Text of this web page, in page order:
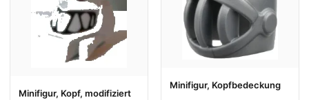
Minifigur, Kopf, modifiziert
Minifigur, Kopfbedeckung